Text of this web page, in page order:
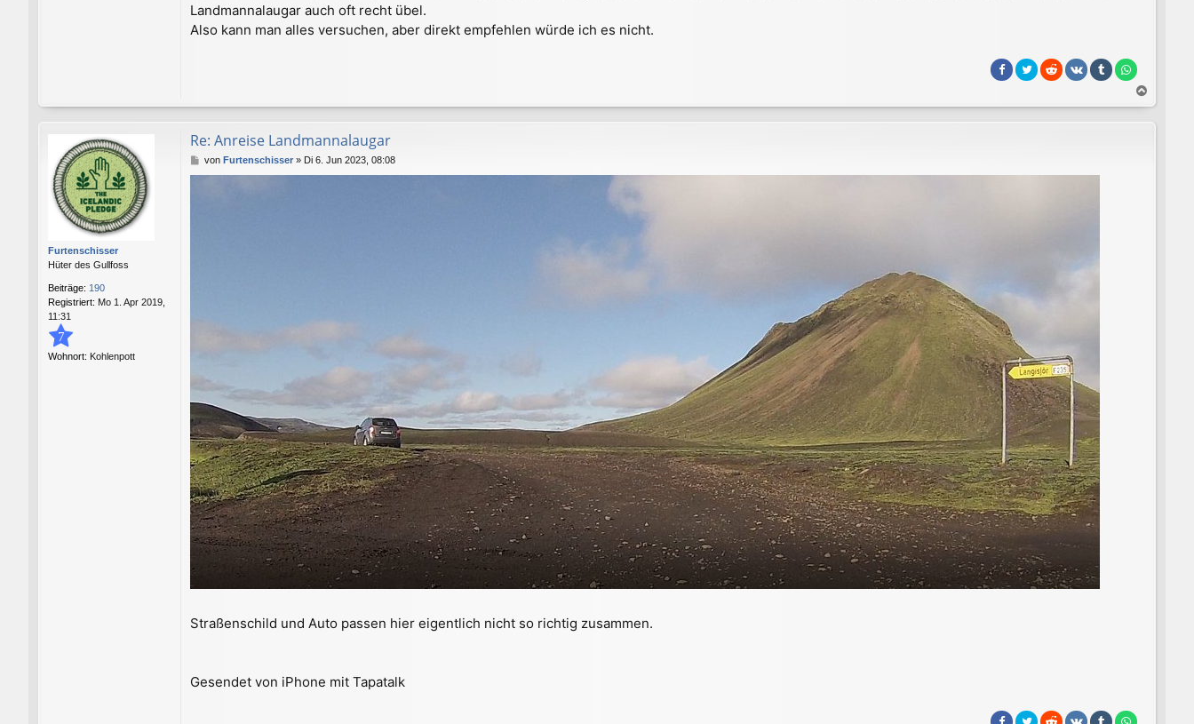
Landmannalaugar auch oft recht übel.
Also kann man alles versuchen, aber direkt empfehlen würde ich es nicht.
a
c
Furtenschisser
Hüter des Gullfoss
Beiträge: 190
Registriert: Mo 1. Apr 2019,
11:31
7
Wohnort: Kohlenpott
Re: Anreise Landmannalaugar
B
e
von Furtenschisser» Di 6. Jun 2023, 08:08
Straßenschild und Auto passen hier eigentlich nicht so richtig zusammen.
Gesendet von iPhone mit Tapatalk